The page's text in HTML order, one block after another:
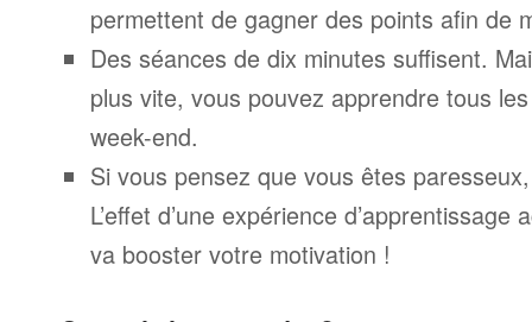
permettent de gagner des points afin de
Des séances de dix minutes suffisent.
plus vite, vous pouvez apprendre tous
week-end.
Si vous pensez que vous êtes
L’effet d’une expérience
va booster votre motivation !